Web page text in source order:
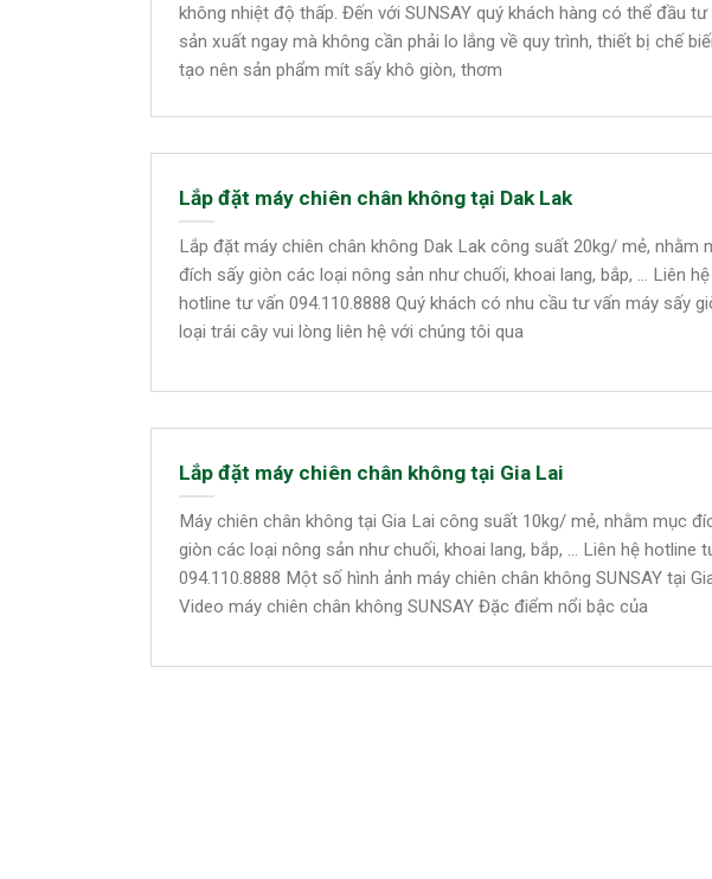
không nhiệt độ thấp. Đến với SUNSAY quý khách hàng có thể đầu tư
sản xuất ngay mà không cần phải lo lắng về quy trình, thiết bị chế
tạo nên sản phẩm mít sấy khô giòn, thơm
Lắp đặt máy chiên chân không tại Dak Lak
Lắp đặt máy chiên chân không Dak Lak công suất 20kg/ mẻ, nhằm
đích sấy giòn các loại nông sản như chuối, khoai lang, bắp, … Liên hệ
hotline tư vấn 094.110.8888 Quý khách có nhu cầu tư vấn máy sấy
loại trái cây vui lòng liên hệ với chúng tôi qua
Lắp đặt máy chiên chân không tại Gia Lai
Máy chiên chân không tại Gia Lai công suất 10kg/ mẻ, nhằm mục
giòn các loại nông sản như chuối, khoai lang, bắp, … Liên hệ hotline
094.110.8888 Một số hình ảnh máy chiên chân không SUNSAY tại
Video máy chiên chân không SUNSAY Đặc điểm nổi bậc của